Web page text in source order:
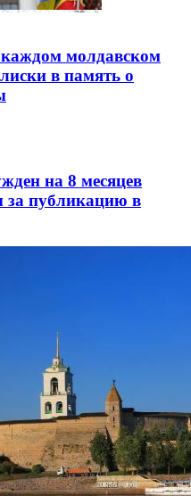
молдавском
в память о
на 8 месяцев
за публикацию в